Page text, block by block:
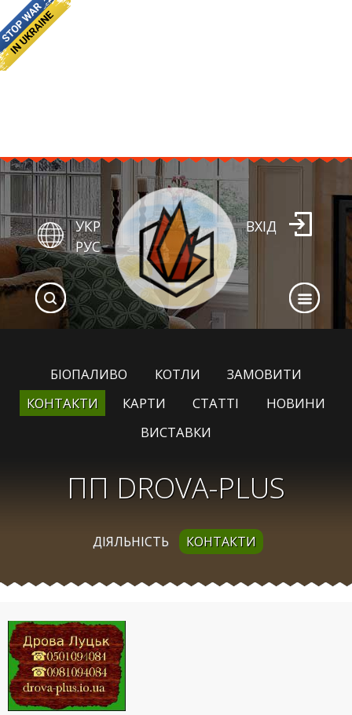
УКР
РУС
ВХІД
БІОПАЛИВО КОТЛИ
ЗАМОВИТИ
КОНТАКТИ
КАРТИ СТАТТІ
НОВИНИ
ВИСТАВКИ
ПП DROVA-PLUS
ДІЯЛЬНІСТЬ КОНТАКТИ